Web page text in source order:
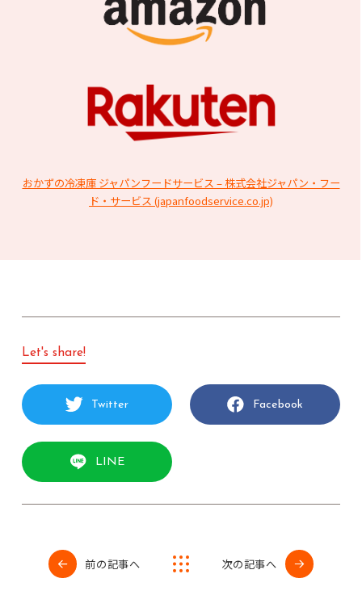
おかずの冷凍庫 ジャパンフードサービス – 株式会社ジャパン・フー
ド・サービス (japanfoodservice.co.jp)
Let's share!
Twitter Facebook
LINE
前の記事へ 次の記事へ